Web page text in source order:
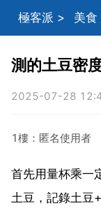
極客派 > 美食
測的土豆密
2025-07-28
1樓：匿名使用者
首先用量杯乘一
土豆，記錄土豆